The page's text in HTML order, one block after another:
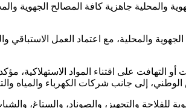
والمحلية جاهزية كافة المصالح الجهوية
مع اعتماد العمل الاستباقي
التهافت على اقتناء المواد الاستهلاكية،
إلى جانب شركات الكهرباء والمياه
والتجهيز، والصوناد، والستاغ،